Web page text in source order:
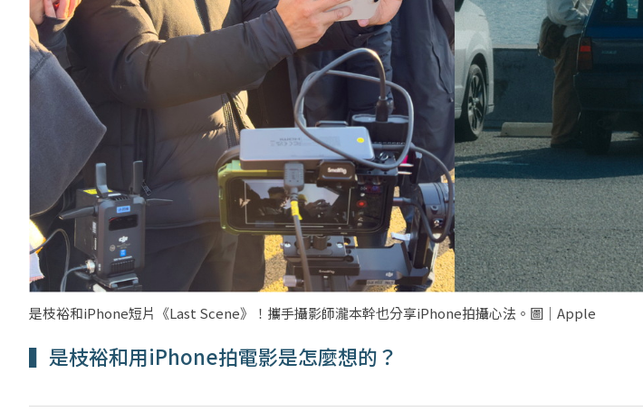
是枝裕和iPhone短片《Last Scene》！攜手攝影師瀧本幹也分享iPhone拍攝心法。圖｜Apple
▍是枝裕和用iPhone拍電影是怎麼想的？